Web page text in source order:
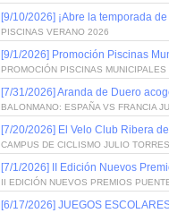
[9/10/2026] ¡Abre la temporada
PISCINAS VERANO 2026
[9/1/2026] Promoción Piscinas
PROMOCIÓN PISCINAS
[7/31/2026] Aranda de Duero
BALONMANO: ESPAÑA VS FRANCIA
[7/20/2026] El Velo Club Ribera
CAMPUS DE CICLISMO JULIO
[7/1/2026] II Edición Nuevos
II EDICIÓN NUEVOS PREMIOS
[6/17/2026] JUEGOS